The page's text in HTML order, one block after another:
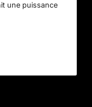
une puissance
】 6
peuvent
pour une
la pizza,
glaçage,
qui garantit la